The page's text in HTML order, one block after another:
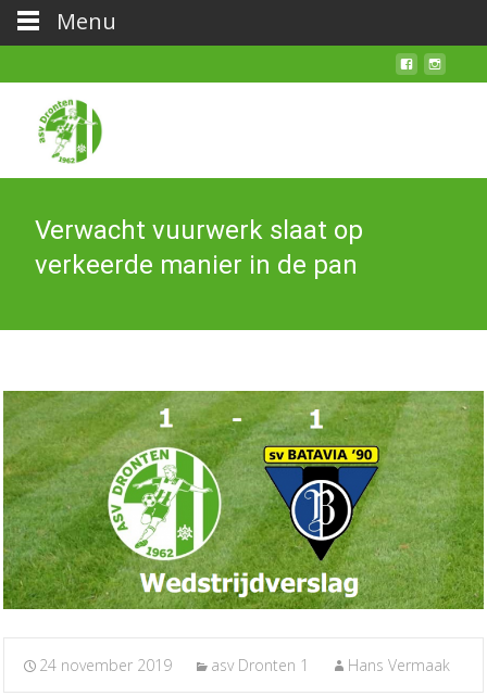
Verwacht vuurwerk slaat op
verkeerde manier in de pan
24 november 2019 asv Dronten 1 Hans Vermaak
Menu